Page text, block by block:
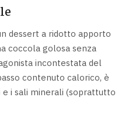
dessert a ridotto apporto
coccola golosa senza
incontestata del
contenuto calorico, è
i sali minerali (soprattutto